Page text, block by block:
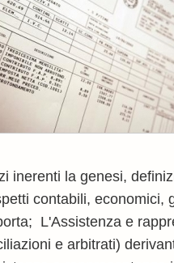
inerenti la genesi,
contabili, economici,
L'Assistenza e
e arbitrati)